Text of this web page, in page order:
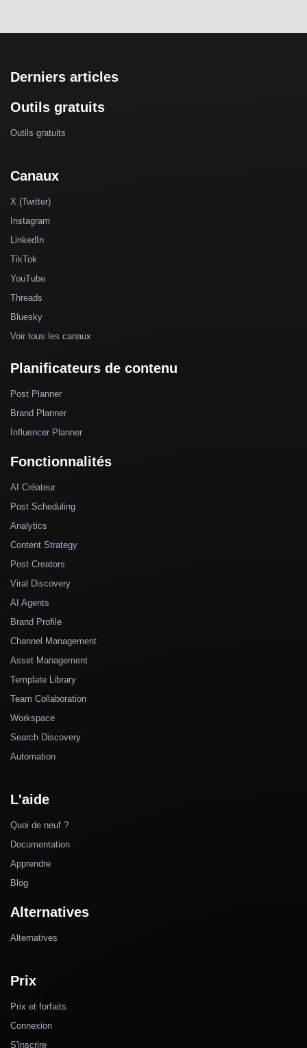
Derniers articles
Outils gratuits
Outils gratuits
Canaux
X (Twitter)
Instagram
LinkedIn
TikTok
YouTube
Threads
Bluesky
Voir tous les canaux
Planificateurs de contenu
Post Planner
Brand Planner
Influencer Planner
Fonctionnalités
AI Créateur
Post Scheduling
Analytics
Content Strategy
Post Creators
Viral Discovery
AI Agents
Brand Profile
Channel Management
Asset Management
Template Library
Team Collaboration
Workspace
Search Discovery
Automation
L'aide
Quoi de neuf ?
Documentation
Apprendre
Blog
Alternatives
Alternatives
Prix
Prix et forfaits
Connexion
S'inscrire